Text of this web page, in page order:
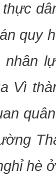
hực
quy
Vì
hè